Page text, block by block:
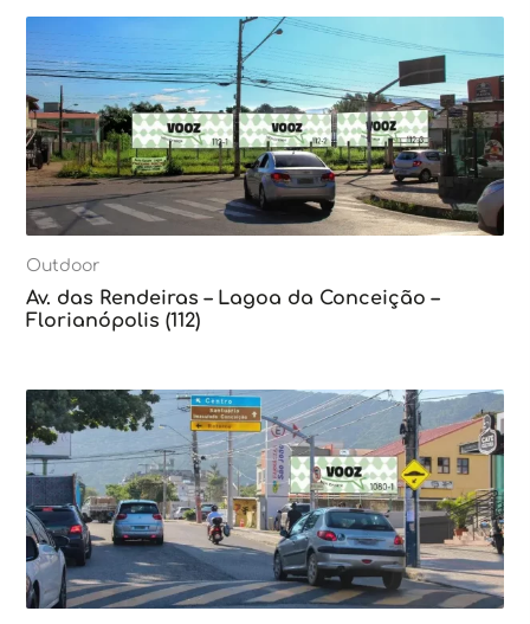
Outdoor
Av. das Rendeiras – Lagoa da Conceição –
Florianópolis (112)